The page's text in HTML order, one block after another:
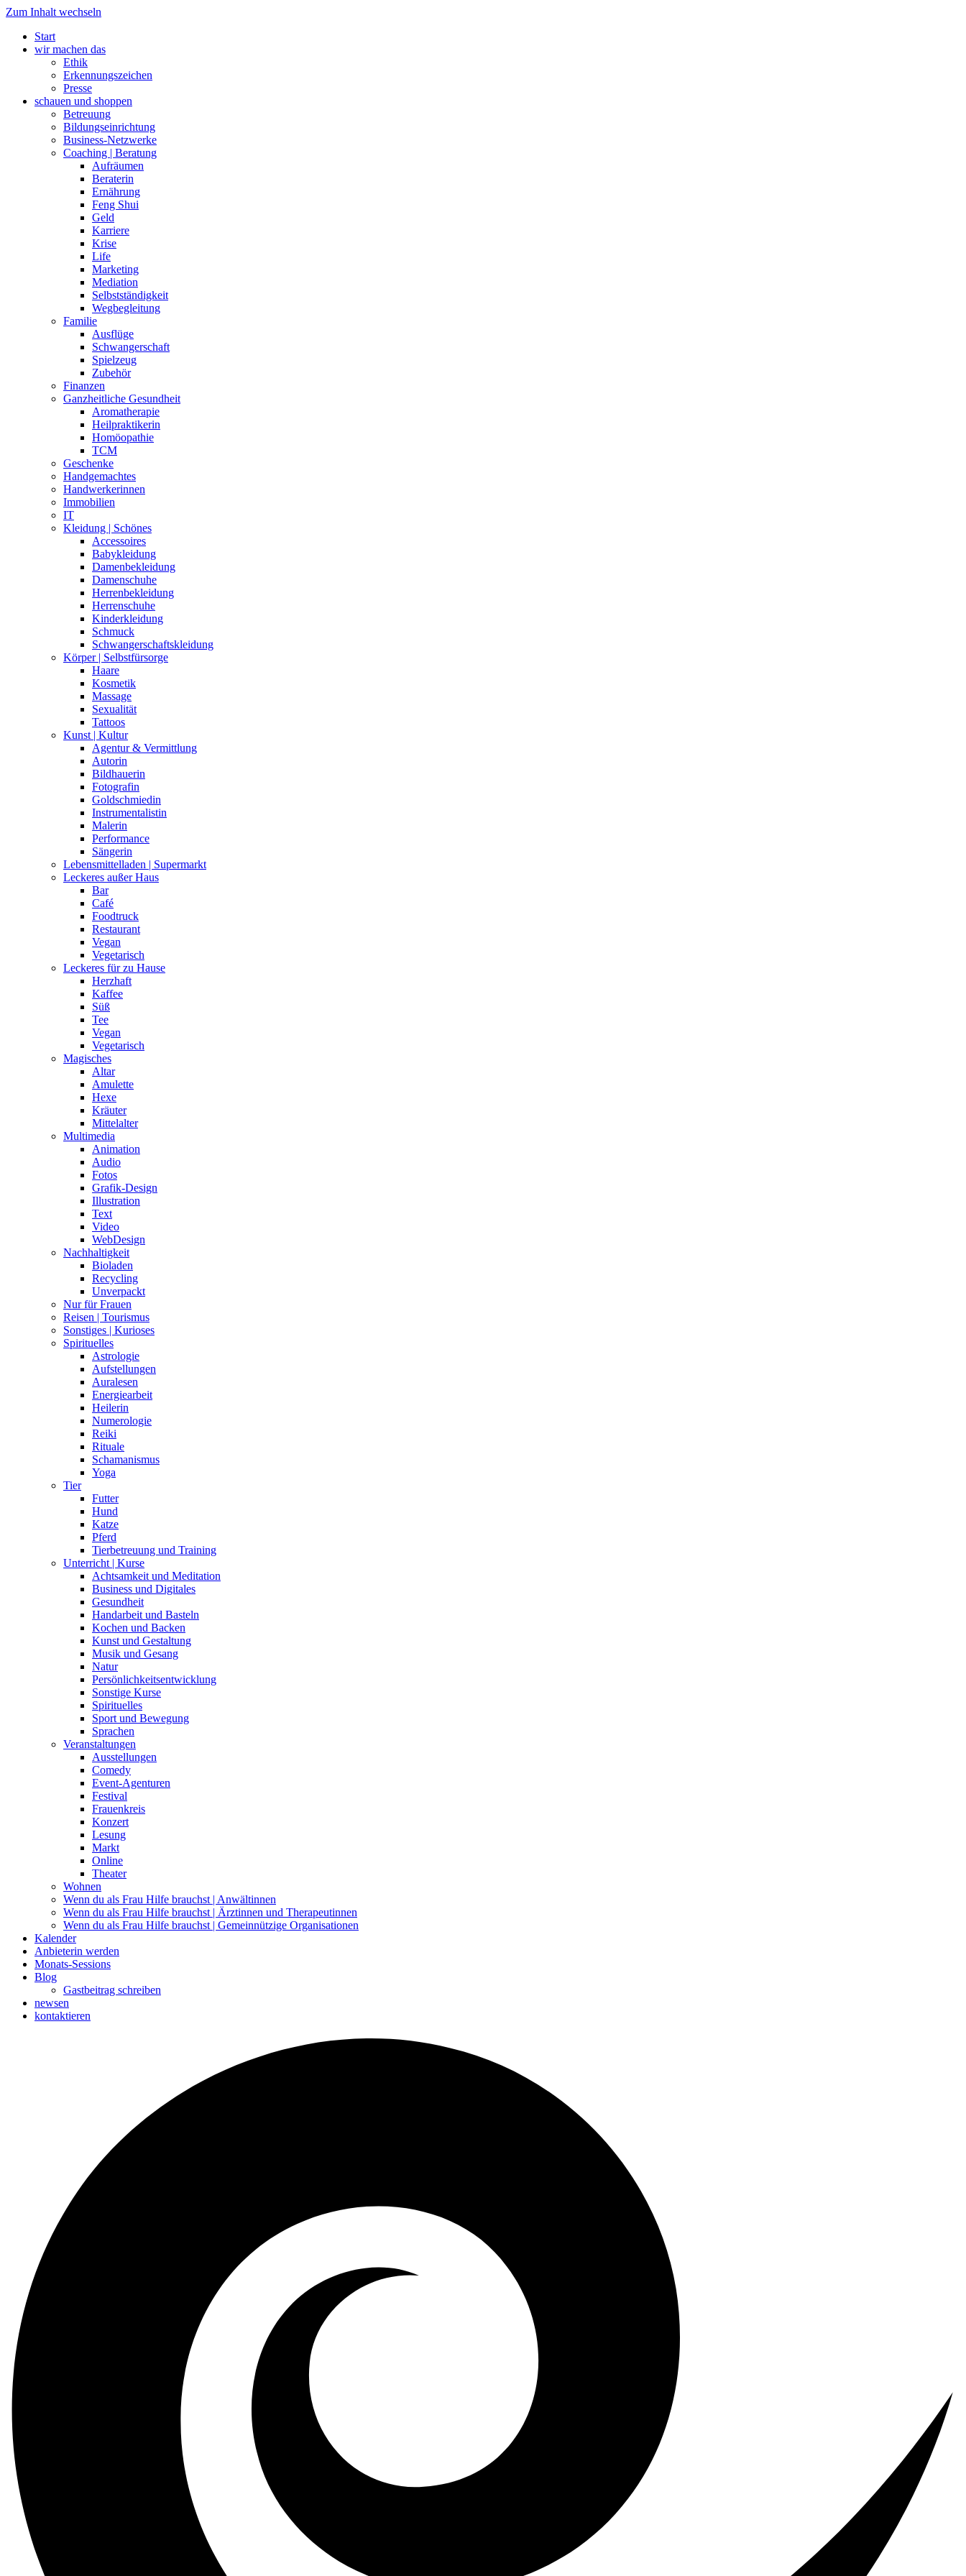
Zum Inhalt wechseln
Start
wir machen das
Ethik
Erkennungszeichen
Presse
schauen und shoppen
Betreuung
Bildungseinrichtung
Business-Netzwerke
Coaching | Beratung
Aufräumen
Beraterin
Ernährung
Feng Shui
Geld
Karriere
Krise
Life
Marketing
Mediation
Selbstständigkeit
Wegbegleitung
Familie
Ausflüge
Schwangerschaft
Spielzeug
Zubehör
Finanzen
Ganzheitliche Gesundheit
Aromatherapie
Heilpraktikerin
Homöopathie
TCM
Geschenke
Handgemachtes
Handwerkerinnen
Immobilien
IT
Kleidung | Schönes
Accessoires
Babykleidung
Damenbekleidung
Damenschuhe
Herrenbekleidung
Herrenschuhe
Kinderkleidung
Schmuck
Schwangerschaftskleidung
Körper | Selbstfürsorge
Haare
Kosmetik
Massage
Sexualität
Tattoos
Kunst | Kultur
Agentur & Vermittlung
Autorin
Bildhauerin
Fotografin
Goldschmiedin
Instrumentalistin
Malerin
Performance
Sängerin
Lebensmittelladen | Supermarkt
Leckeres außer Haus
Bar
Café
Foodtruck
Restaurant
Vegan
Vegetarisch
Leckeres für zu Hause
Herzhaft
Kaffee
Süß
Tee
Vegan
Vegetarisch
Magisches
Altar
Amulette
Hexe
Kräuter
Mittelalter
Multimedia
Animation
Audio
Fotos
Grafik-Design
Illustration
Text
Video
WebDesign
Nachhaltigkeit
Bioladen
Recycling
Unverpackt
Nur für Frauen
Reisen | Tourismus
Sonstiges | Kurioses
Spirituelles
Astrologie
Aufstellungen
Auralesen
Energiearbeit
Heilerin
Numerologie
Reiki
Rituale
Schamanismus
Yoga
Tier
Futter
Hund
Katze
Pferd
Tierbetreuung und Training
Unterricht | Kurse
Achtsamkeit und Meditation
Business und Digitales
Gesundheit
Handarbeit und Basteln
Kochen und Backen
Kunst und Gestaltung
Musik und Gesang
Natur
Persönlichkeitsentwicklung
Sonstige Kurse
Spirituelles
Sport und Bewegung
Sprachen
Veranstaltungen
Ausstellungen
Comedy
Event-Agenturen
Festival
Frauenkreis
Konzert
Lesung
Markt
Online
Theater
Wohnen
Wenn du als Frau Hilfe brauchst | Anwältinnen
Wenn du als Frau Hilfe brauchst | Ärztinnen und Therapeutinnen
Wenn du als Frau Hilfe brauchst | Gemeinnützige Organisationen
Kalender
Anbieterin werden
Monats-Sessions
Blog
Gastbeitrag schreiben
newsen
kontaktieren